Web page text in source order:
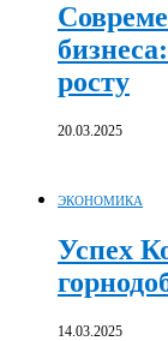
росту
20.03.2025
ЭКОНОМИКА
Успех
14.03.2025